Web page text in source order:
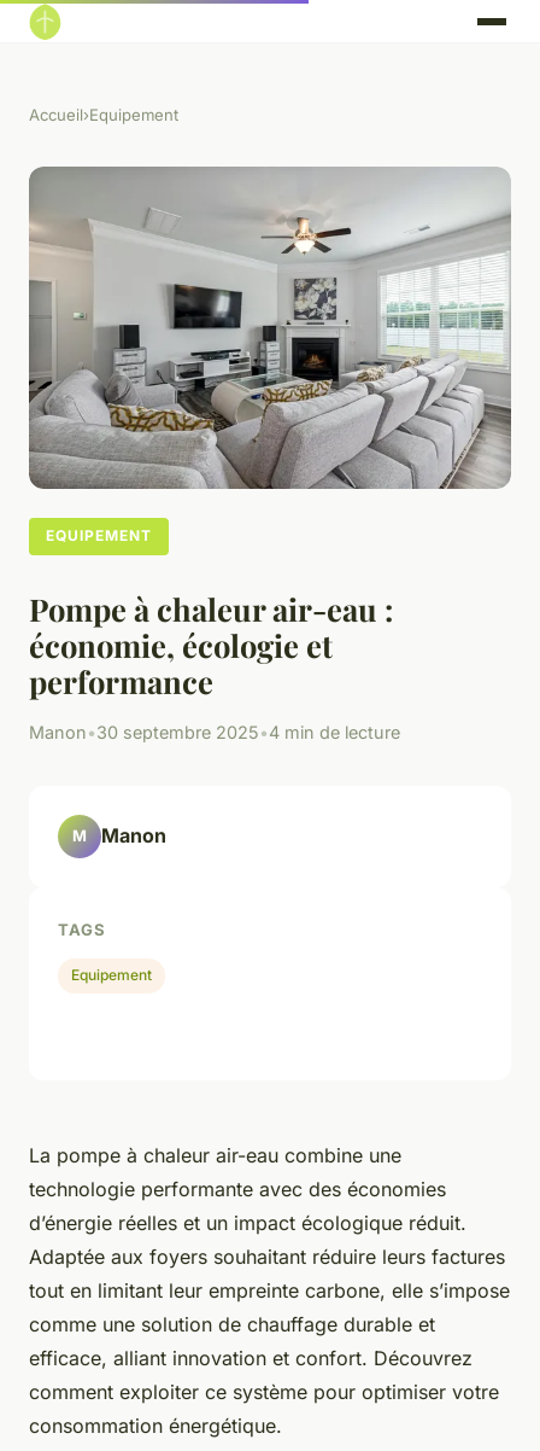
Accueil›Equipement
EQUIPEMENT
Pompe à chaleur air-eau :
économie, écologie et
performance
Manon•30 septembre 2025•4 min de lecture
La pompe à chaleur air-eau combine une
technologie performante avec des économies
d’énergie réelles et un impact écologique réduit.
Adaptée aux foyers souhaitant réduire leurs factures
tout en limitant leur empreinte carbone, elle s’impose
comme une solution de chauffage durable et
efficace, alliant innovation et confort. Découvrez
comment exploiter ce système pour optimiser votre
consommation énergétique.
M Manon
TAGS
Equipement